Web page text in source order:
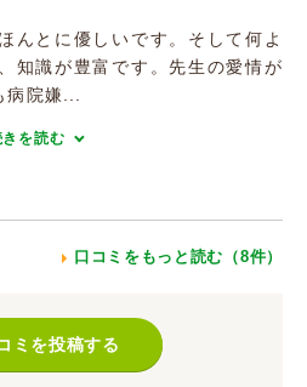
んとに優しいです。そして何よ
知識が豊富です。先生の愛情が
院嫌...
きを読む
口コミをもっと読む（8件）
ミを投稿する